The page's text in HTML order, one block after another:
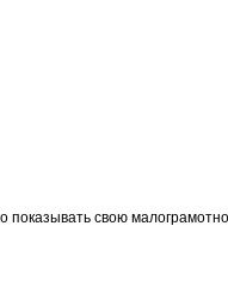
показывать свою